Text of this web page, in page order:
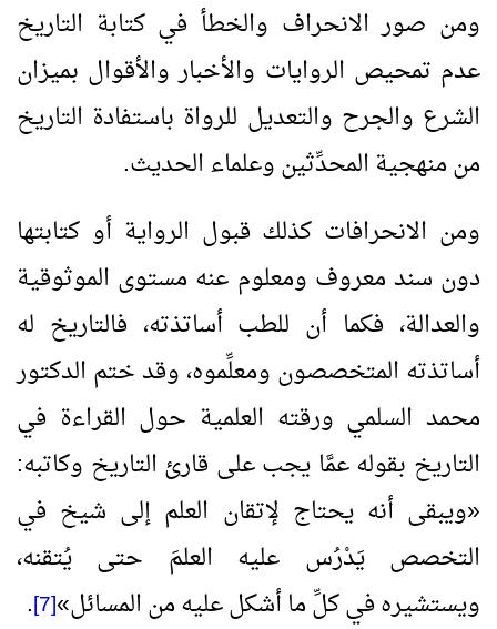
ومن صور الانحراف والخطأ في كتابة التاريخ
عدم تمحيص الروايات والأخبار والأقوال بميزان
الشرع والجرح والتعديل للرواة باستفادة التاريخ
من منهجية المحدِّثين وعلماء الحديث.
ومن الانحرافات كذلك قبول الرواية أو كتابتها
دون سند معروف ومعلوم عنه مستوى الموثوقية
والعدالة، فكما أن للطب أساتذته، فالتاريخ له
أساتذته المتخصصون ومعلِّموه، وقد ختم الدكتور
محمد السلمي ورقته العلمية حول القراءة في
التاريخ بقوله عمَّا يجب على قارئ التاريخ وكاتبه:
«ويبقى أنه يحتاج لإتقان العلم إلى شيخ في
التخصص يَدْرُس عليه العلمَ حتى يُتقنه،
ويستشيره في كلِّ ما أشكل عليه من المسائل»
[7]
.